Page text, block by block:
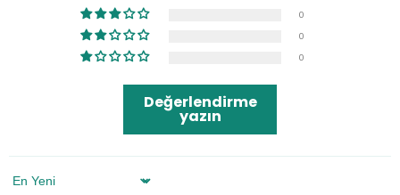
0
0
0
Değerlendirme
yazın
Sort By